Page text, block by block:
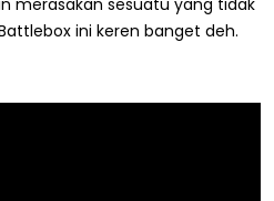
merasakan sesuatu yang tidak
ini keren banget deh.